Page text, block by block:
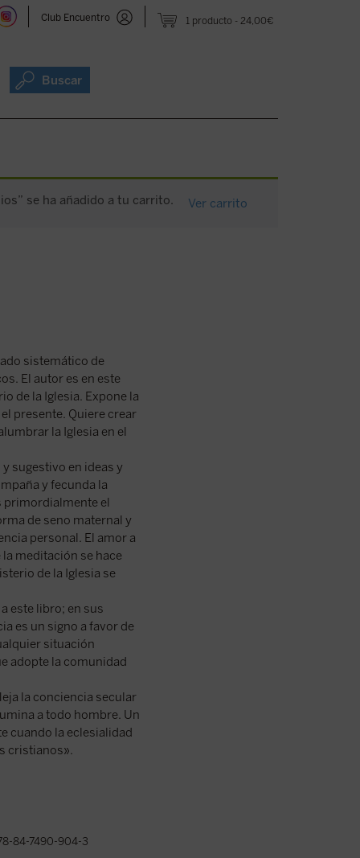
1 producto 24,00€
Club Encuentro
Buscar
se ha añadido a tu carrito. Ver carrito
sistemático de
El autor es en este
de la Iglesia. Expone la
presente. Quiere crear
la Iglesia en el
sugestivo en ideas y
y fecunda la
primordialmente el
de seno maternal y
personal. El amor a
meditación se hace
de la Iglesia se
este libro; en sus
es un signo a favor de
situación
adopte la comunidad
la conciencia secular
a todo hombre. Un
cuando la eclesialidad
cristianos».
84-7490-904-3